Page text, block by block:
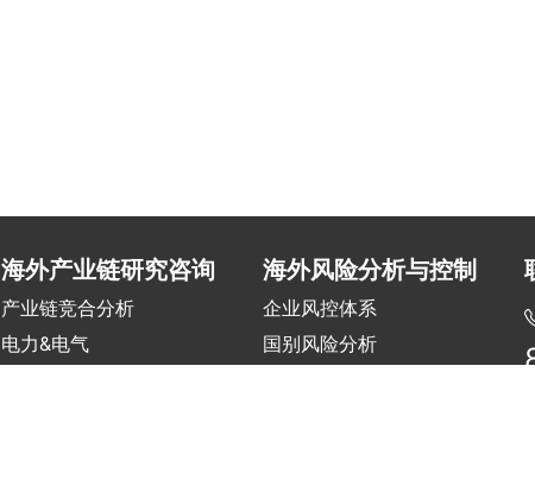
海外产业链研究咨询
产业链竞合分析
电力&电气
海外风险分析与控制
企业风控体系
国别风险分析